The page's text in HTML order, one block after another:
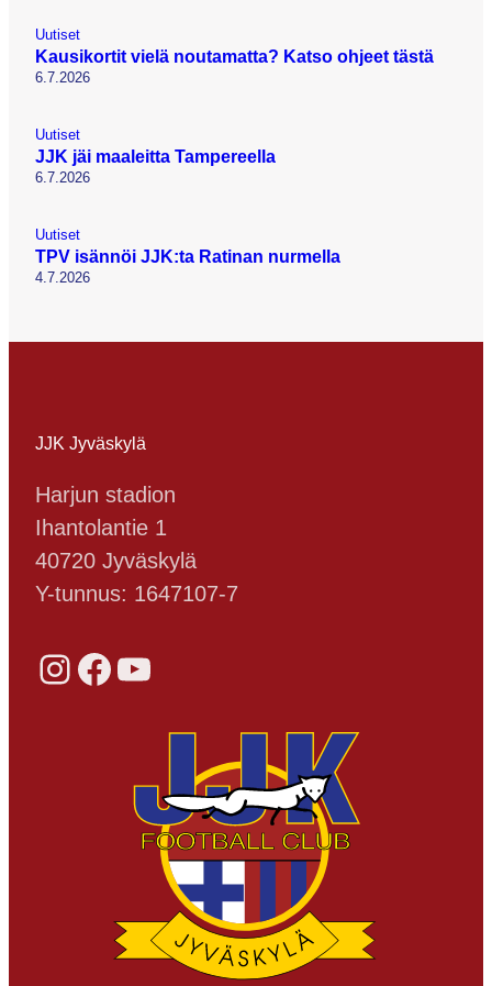
Uutiset
Kausikortit vielä noutamatta? Katso ohjeet tästä
6.7.2026
Uutiset
JJK jäi maaleitta Tampereella
6.7.2026
Uutiset
TPV isännöi JJK:ta Ratinan nurmella
4.7.2026
JJK Jyväskylä
Harjun stadion
Ihantolantie 1
40720 Jyväskylä
Y-tunnus: 1647107-7
Instagram Facebook YouTube